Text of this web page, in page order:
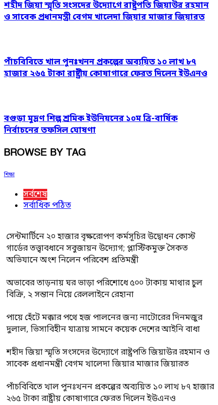
শহীদ জিয়া স্মৃতি সংসদের উদ্যোগে রাষ্ট্রপতি জিয়াউর রহমান
ও সাবেক প্রধানমন্ত্রী বেগম খালেদা জিয়ার মাজার জিয়ারত
পাঁচবিবিতে খাল পুনঃখনন প্রকল্পের অব্যয়িত ১০ লাখ ৮৭
হাজার ২৬৫ টাকা রাষ্ট্রীয় কোষাগারে ফেরত দিলেন ইউএনও
বগুড়া মুদ্রণ শিল্প শ্রমিক ইউনিয়নের ১০ম ত্রি-বার্ষিক
নির্বাচনের তফসিল ঘোষণা
BROWSE BY TAG
শিক্ষা
সর্বশেষ
সর্বাধিক পঠিত
সেন্টমার্টিনে ২০ হাজার বৃক্ষরোপণ কর্মসূচির উদ্বোধন কোস্ট
গার্ডের তত্ত্বাবধানে সবুজায়ন উদ্যোগ; প্লাস্টিকমুক্ত সৈকত
অভিযানে অংশ নিলেন পরিবেশ প্রতিমন্ত্রী
অভাবের তাড়নায় ঘর ভাড়া পরিশোধে ৫০০ টাকায় মাথার চুল
বিক্রি, ২ সন্তান নিয়ে রেললাইনে রেহানা
পায়ে হেঁটে মক্কার পথে হজ পালনের জন্য নাটোরের দিনমজুর
দুলাল, ভিসাবিহীন যাত্রায় সামনে কয়েক দেশের আইনি বাধা
শহীদ জিয়া স্মৃতি সংসদের উদ্যোগে রাষ্ট্রপতি জিয়াউর রহমান ও
সাবেক প্রধানমন্ত্রী বেগম খালেদা জিয়ার মাজার জিয়ারত
পাঁচবিবিতে খাল পুনঃখনন প্রকল্পের অব্যয়িত ১০ লাখ ৮৭ হাজার
২৬৫ টাকা রাষ্ট্রীয় কোষাগারে ফেরত দিলেন ইউএনও